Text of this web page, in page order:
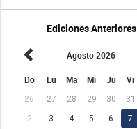
Ediciones Anteriores
Agosto 2026
Do Lu Ma Mi Ju Vi
26 27 28 29 30 31
2
3 4 5 6 7